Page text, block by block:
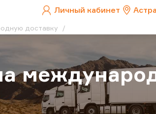
Личный кабинет
доставку